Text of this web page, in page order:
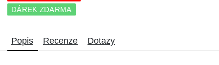
DÁREK ZDARMA
Popis Recenze Dotazy